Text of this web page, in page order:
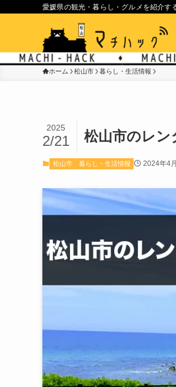
愛媛県の観光・暮らし・グルメを紹介す
ホーム 松山市 暮らし・生活情報
松山市のレン
2025
2/21
松山市 暮らし・生活情報 2024年4